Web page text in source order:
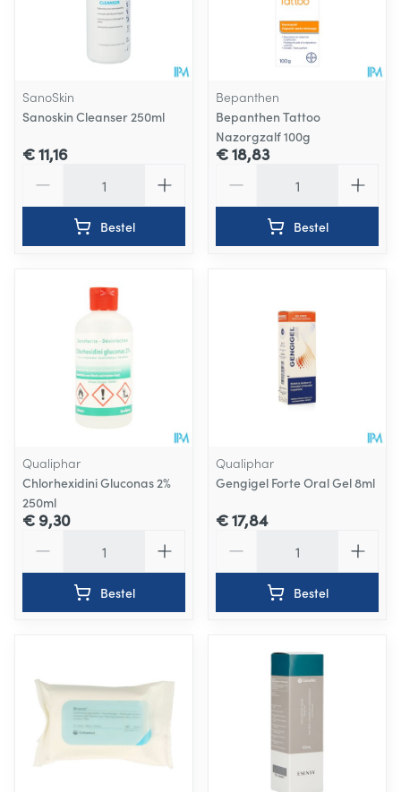
SanoSkin
Sanoskin Cleanser 250ml
€ 11,16
Bestel
Bepanthen
Bepanthen Tattoo
Nazorgzalf 100g
€ 18,83
Bestel
Qualiphar
Chlorhexidini Gluconas 2%
250ml
€ 9,30
Bestel
Qualiphar
Gengigel Forte Oral Gel 8ml
€ 17,84
Bestel